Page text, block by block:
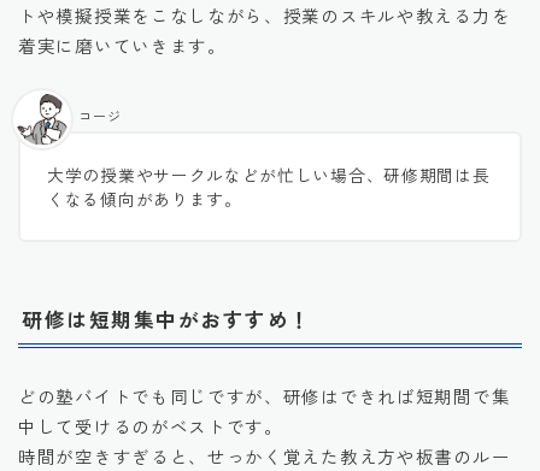
トや模擬授業をこなしながら、授業のスキルや教える力を
着実に磨いていきます。
大学の授業やサークルなどが忙しい場合、研修期間は長
くなる傾向があります。
コージ
研修は短期集中がおすすめ！
どの塾バイトでも同じですが、研修はできれば短期間で集
中して受けるのがベストです。
時間が空きすぎると、せっかく覚えた教え方や板書のルー